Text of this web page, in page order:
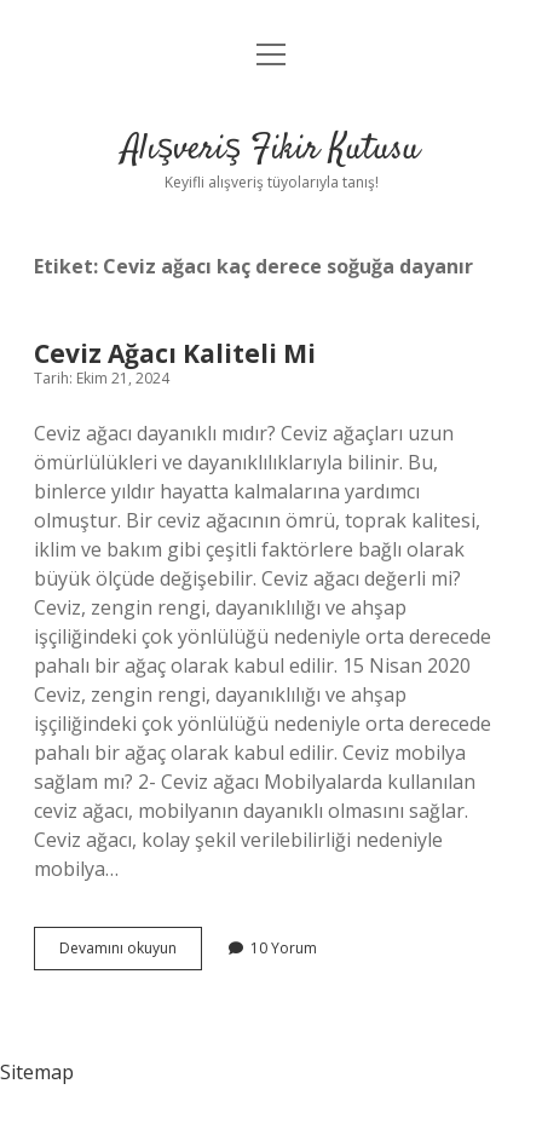
Anasayfa
Yasal Uyarı
menüyü
Alışveriş Fikir Kutusu
Keyifli alışveriş tüyolarıyla tanış!
Etiket: Ceviz ağacı kaç derece soğuğa dayanır
Ceviz Ağacı Kaliteli Mi
Tarih: Ekim 21, 2024
Ceviz ağacı dayanıklı mıdır? Ceviz ağaçları uzun
ömürlülükleri ve dayanıklılıklarıyla bilinir. Bu,
binlerce yıldır hayatta kalmalarına yardımcı
olmuştur. Bir ceviz ağacının ömrü, toprak kalitesi,
iklim ve bakım gibi çeşitli faktörlere bağlı olarak
büyük ölçüde değişebilir. Ceviz ağacı değerli mi?
Ceviz, zengin rengi, dayanıklılığı ve ahşap
işçiliğindeki çok yönlülüğü nedeniyle orta derecede
pahalı bir ağaç olarak kabul edilir. 15 Nisan 2020
Ceviz, zengin rengi, dayanıklılığı ve ahşap
işçiliğindeki çok yönlülüğü nedeniyle orta derecede
pahalı bir ağaç olarak kabul edilir. Ceviz mobilya
sağlam mı? 2- Ceviz ağacı Mobilyalarda kullanılan
ceviz ağacı, mobilyanın dayanıklı olmasını sağlar.
Ceviz ağacı, kolay şekil verilebilirliği nedeniyle
mobilya…
Devamını okuyun
Ağacı
10 Yorum
Sitemap